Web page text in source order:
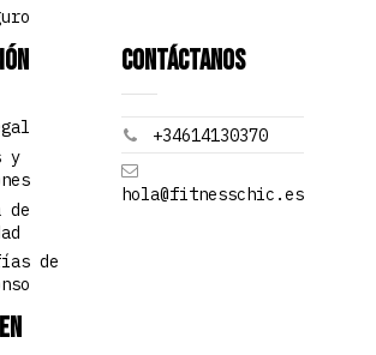
y
de
Contáctanos
+34614130370
hola@fitnesschic.es